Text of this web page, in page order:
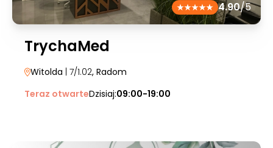
4.90/5
TrychaMed
Witolda | 7/1.02, Radom
Teraz otwarteDzisiaj:09:00-19:00